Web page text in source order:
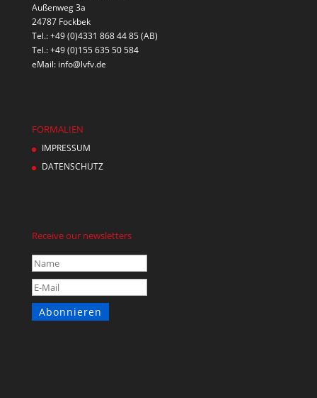
Außenweg 3a
24787 Fockbek
Tel.: +49 (0)4331 868 44 85 (AB)
Tel.: +49 (0)155 635 50 584
eMail: info@lvfv.de
FORMALIEN
IMPRESSUM
DATENSCHUTZ
Receive our newsletters
Abonnieren